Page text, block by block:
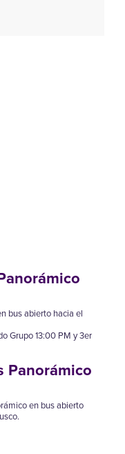
bus abierto hacia el
Grupo 13:00 PM y 3er
Panorámico
en bus abierto